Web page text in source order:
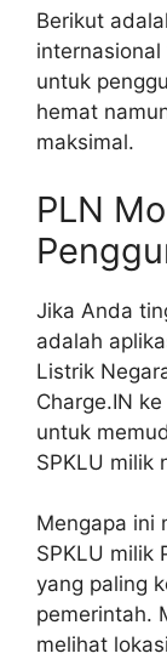
Berikut
untuk
hemat
maksimal.
PLN
Jika Anda
adalah
Listrik
Charge.IN
untuk
SPKLU milik
Mengapa ini
SPKLU milik
yang paling
pemerintah.
melihat